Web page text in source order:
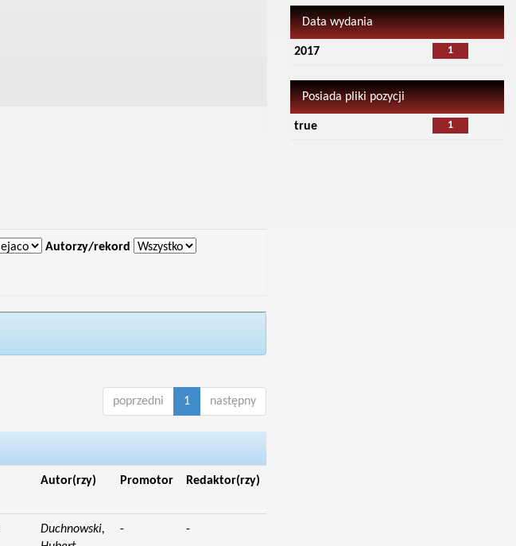
Autorzy/rekord
poprzedni 1 następny
Autor(rzy) Promotor Redaktor(rzy)
Duchnowski,
- -
Data wydania
1
2017
Posiada pliki pozycji
1
true